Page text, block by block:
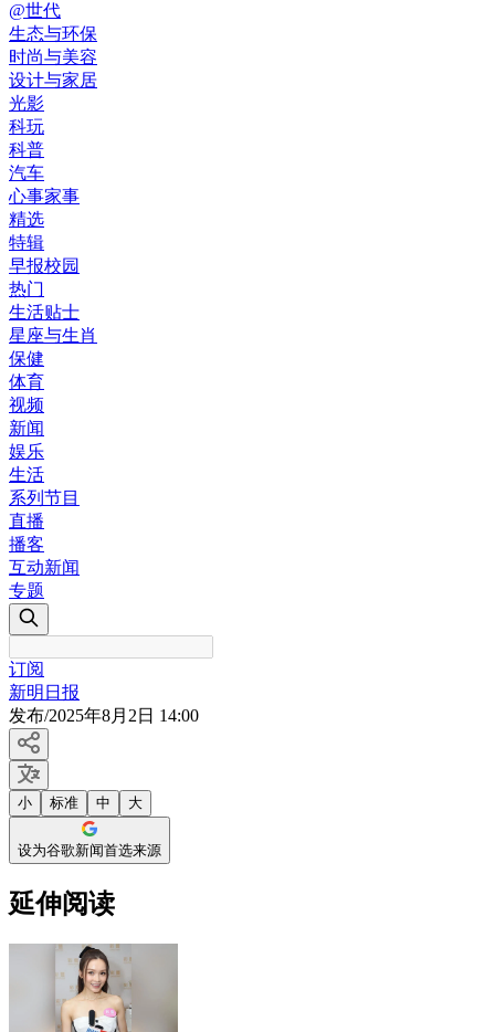
@世代
生态与环保
时尚与美容
设计与家居
光影
科玩
科普
汽车
心事家事
精选
特辑
早报校园
热门
生活贴士
星座与生肖
保健
体育
视频
新闻
娱乐
生活
系列节目
直播
播客
互动新闻
专题
订阅
新明日报
发布/2025年8月2日 14:00
小 标准 中 大
设为谷歌新闻首选来源
延伸阅读